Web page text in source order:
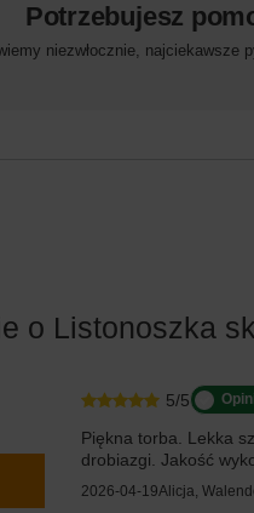
Potrzebujesz
niezwłocznie, najciekawsze
o Listonoszka
5/5
Piękna torba. Lekka
drobiazgi. Jakość
2026-04-19Alicja,